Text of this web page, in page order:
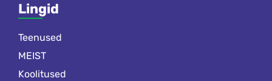
Lingid
Teenused
MEIST
Koolitused